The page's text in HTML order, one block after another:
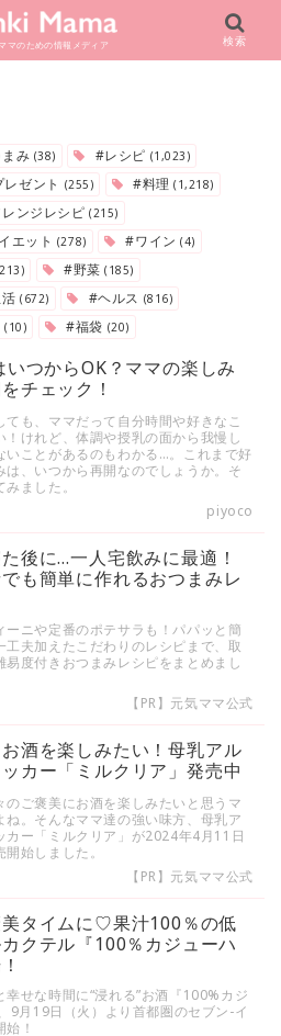
マのための情報メディア 検索
み (38) #レシピ (1,023)
ゼント (255) #料理(1,218)
ンジレシピ(215)
エット (278) #ワイン(4)
#野菜(185)
活(672) #ヘルス (816)
(10) #福袋 (20)
つからOK？ママの楽しみ
チェック！
ても、ママだって自分時間や好きなこ
！けれど、体調や授乳の面から我慢し
いことがあるのもわかる…。これまで好
は、いつから再開なのでしょうか。そ
ました。
piyoco
後に…一人宅飲みに最適！
も簡単に作れるおつまみレ
ーニや定番のポテサラも！パパッと簡
工夫加えたこだわりのレシピまで、取
易度付きおつまみレシピをまとめまし
【PR】元気ママ公式
酒を楽しみたい！母乳アル
カー「ミルクリア」発売中
のご褒美にお酒を楽しみたいと思うマ
ね。そんなママ達の強い味方、母乳ア
カー「ミルクリア」が2024年4月11日
開始しました。
【PR】元気ママ公式
タイムに♡果汁100％の低
クテル『100％カジューハ
幸せな時間に“浸れる”お酒『100%カジ
9月19日（火）より首都圏のセブン-イ
！